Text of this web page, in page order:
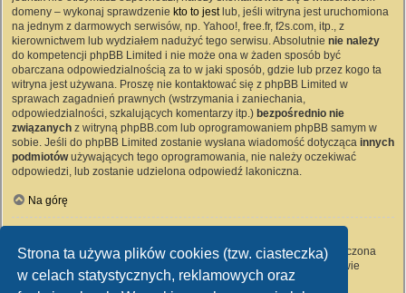
Strona ta używa plików cookies (tzw. ciasteczka)
w celach statystycznych, reklamowych oraz
domeny – wykonaj sprawdzenie kto to jestlub, jeśli witryna jest uruchomiona
na jednym z darmowych serwisów, np. Yahoo!, free.fr, f2s.com, itp., z
kierownictwem lub wydziałem nadużyć tego serwisu. Absolutnie nie należy
do kompetencji phpBB Limited i nie może ona w żaden sposób być
obarczana odpowiedzialnością za to w jaki sposób, gdzie lub przez kogo ta
witryna jest używana. Proszę nie kontaktować się z phpBB Limited w
sprawach zagadnień prawnych (wstrzymania i zaniechania,
odpowiedzialności, szkalujących komentarzy itp.) bezpośrednio nie
związanych z witryną phpBB.com lub oprogramowaniem phpBB samym w
sobie. Jeśli do phpBB Limited zostanie wysłana wiadomość dotycząca innych
podmiotówużywających tego oprogramowania, nie należy oczekiwać
odpowiedzi, lub zostanie udzielona odpowiedź lakoniczna.
Na górę
Wszyscy użytkownicy witryny mogą używać – jeśli funkcja ta jest włączona
przez administratora witryny – formularza „Kontakt z nami”. Członkowie
witryny mogą także używać odnośnika „Zespół administracyjny”.